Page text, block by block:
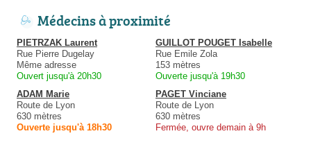
Médecins à proximité
PIETRZAK Laurent
Rue Pierre Dugelay
Même adresse
Ouvert jusqu'à 20h30
GUILLOT POUGET Isabelle
Rue Emile Zola
153 mètres
Ouverte jusqu'à 19h30
ADAM Marie
Route de Lyon
630 mètres
Ouverte jusqu'à 18h30
PAGET Vinciane
Route de Lyon
630 mètres
Fermée, ouvre demain à 9h